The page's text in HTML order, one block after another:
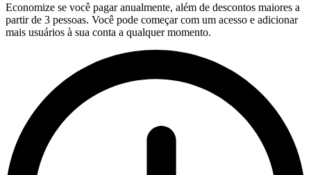
Economize se você pagar anualmente, além de descontos maiores a
partir de 3 pessoas. Você pode começar com um acesso e adicionar
mais usuários à sua conta a qualquer momento.